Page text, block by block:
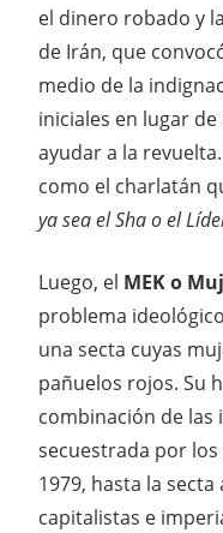
el dinero robado y
de Irán, que
medio de la
iniciales en lugar
ayudar a la
como el charlatán
ya sea el Sha o el
Luego, el MEK o
problema
una secta cuyas
pañuelos rojos. Su
combinación de las
secuestrada por
1979, hasta la
capitalistas e